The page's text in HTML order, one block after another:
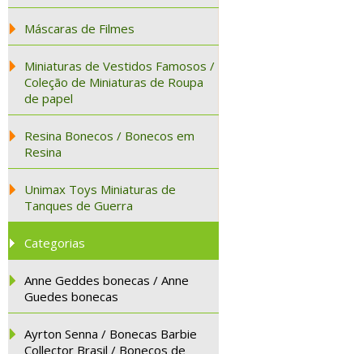
Máscaras de Filmes
Miniaturas de Vestidos Famosos /
Coleção de Miniaturas de Roupa
de papel
Resina Bonecos / Bonecos em
Resina
Unimax Toys Miniaturas de
Tanques de Guerra
Categorias
Anne Geddes bonecas / Anne
Guedes bonecas
Ayrton Senna / Bonecas Barbie
Collector Brasil / Bonecos de